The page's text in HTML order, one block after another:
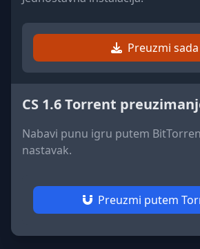
Preuzmi sada
CS 1.6 Torrent
Nabavi punu igru putem
nastavak.
Preuzmi putem